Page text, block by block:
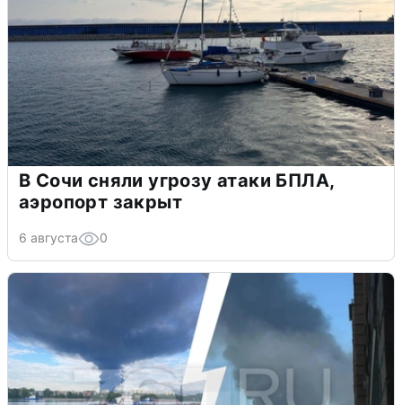
В Сочи сняли угрозу атаки БПЛА,
аэропорт закрыт
6 августа 0